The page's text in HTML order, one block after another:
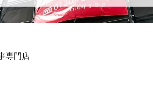
専門店